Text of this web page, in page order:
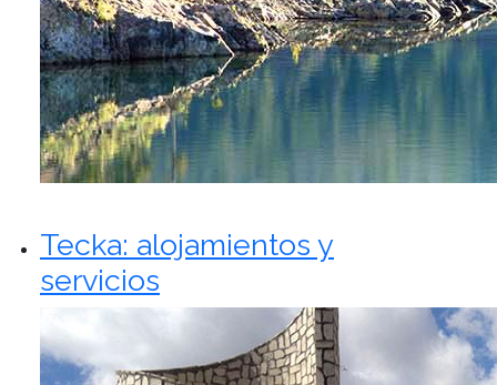
Tecka: alojamientos y
servicios